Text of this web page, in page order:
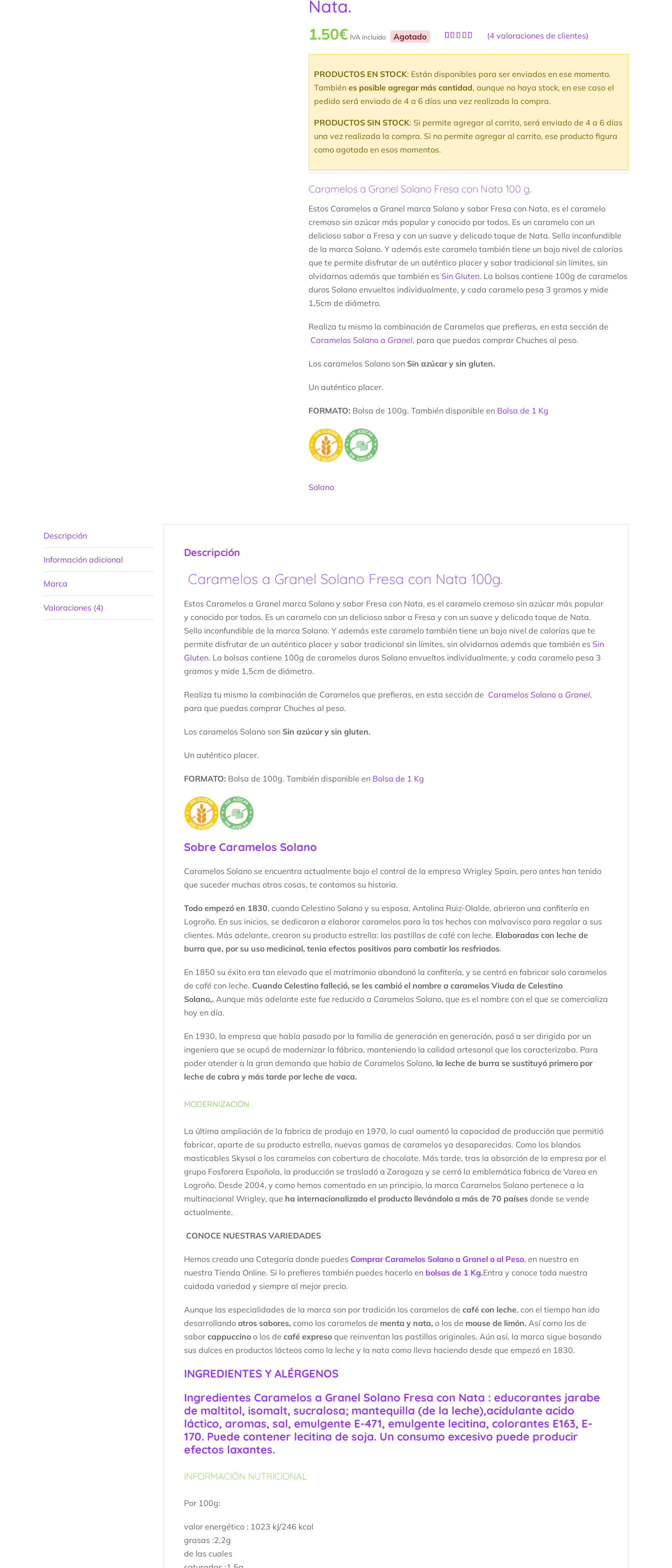
Nata.
1.50€ IVA incluido Agotado
con5.00de
valoraciones
de clientes
(4 valoraciones de clientes)
PRODUCTOS EN STOCK: Están disponibles para ser enviados en ese momento.
También es posible agregar más cantidad, aunque no haya stock, en ese caso el
pedido será enviado de 4 a 6 días una vez realizada la compra.
PRODUCTOS SIN STOCK: Si permite agregar al carrito, será enviado de 4 a 6 días
una vez realizada la compra. Si no permite agregar al carrito, ese producto figura
como agotado en esos momentos.
Caramelos a Granel Solano Fresa con Nata 100 g.
Estos Caramelos a Granel marca Solano y sabor Fresa con Nata, es el caramelo
cremoso sin azúcar más popular y conocido por todos. Es un caramelo con un
delicioso sabor a Fresa y con un suave y delicado toque de Nata. Sello inconfundible
de la marca Solano. Y además este caramelo también tiene un bajo nivel de calorías
que te permite disfrutar de un auténtico placer y sabor tradicional sin límites, sin
olvidarnos además que también es Sin Gluten. La bolsas contiene 100g de caramelos
duros Solano envueltos individualmente, y cada caramelo pesa 3 gramos y mide
1,5cm de diámetro.
Realiza tu mismo la combinación de Caramelos que prefieras, en esta sección de
Caramelos Solano a Granel, para que puedas comprar Chuches al peso.
Los caramelos Solano son Sin azúcar y sin gluten.
Un auténtico placer.
FORMATO: Bolsa de 100g. También disponible en Bolsa de 1 Kg
Solano
Descripción
Información adicional
Marca
Valoraciones (4)
Descripción
Caramelos a Granel Solano Fresa con Nata 100g.
Estos Caramelos a Granel marca Solano y sabor Fresa con Nata, es el caramelo cremoso sin azúcar más popular
y conocido por todos. Es un caramelo con un delicioso sabor a Fresa y con un suave y delicado toque de Nata.
Sello inconfundible de la marca Solano. Y además este caramelo también tiene un bajo nivel de calorías que te
permite disfrutar de un auténtico placer y sabor tradicional sin límites, sin olvidarnos además que también es Sin
Gluten. La bolsas contiene 100g de caramelos duros Solano envueltos individualmente, y cada caramelo pesa 3
gramos y mide 1,5cm de diámetro.
Realiza tu mismo la combinación de Caramelos que prefieras, en esta sección de Caramelos Solano a Granel,
para que puedas comprar Chuches al peso.
Los caramelos Solano son Sin azúcar y sin gluten.
Un auténtico placer.
FORMATO: Bolsa de 100g. También disponible en Bolsa de 1 Kg
Sobre Caramelos Solano
Caramelos Solano se encuentra actualmente bajo el control de la empresa Wrigley Spain, pero antes han tenido
que suceder muchas otras cosas, te contamos su historia.
Todo empezó en 1830, cuando Celestino Solano y su esposa, Antolina Ruiz-Olalde, abrieron una confitería en
Logroño. En sus inicios, se dedicaron a elaborar caramelos para la tos hechos con malvavisco para regalar a sus
clientes. Más adelante, crearon su producto estrella: las pastillas de café con leche. Elaboradas con leche de
burra que, por su uso medicinal, tenia efectos positivos para combatir los resfriados.
En 1850 su éxito era tan elevado que el matrimonio abandonó la confitería, y se centró en fabricar solo caramelos
de café con leche. Cuando Celestino falleció, se les cambió el nombre a caramelos Viuda de Celestino
Solano,. Aunque más adelante este fue reducido a Caramelos Solano, que es el nombre con el que se comercializa
hoy en día.
En 1930, la empresa que había pasado por la familia de generación en generación, pasó a ser dirigida por un
ingeniero que se ocupó de modernizar la fábrica, manteniendo la calidad artesanal que los caracterizaba. Para
poder atender a la gran demanda que había de Caramelos Solano, la leche de burra se sustituyó primero por
leche de cabra y más tarde por leche de vaca.
MODERNIZACIÓN
La última ampliación de la fabrica de produjo en 1970, lo cual aumentó la capacidad de producción que permitió
fabricar, aparte de su producto estrella, nuevas gamas de caramelos ya desaparecidas. Como los blandos
masticables Skysol o los caramelos con cobertura de chocolate. Más tarde, tras la absorción de la empresa por el
grupo Fosforera Española, la producción se trasladó a Zaragoza y se cerró la emblemática fabrica de Varea en
Logroño. Desde 2004, y como hemos comentado en un principio, la marca Caramelos Solano pertenece a la
multinacional Wrigley, que ha internacionalizado el producto llevándolo a más de 70 países donde se vende
actualmente.
CONOCE NUESTRAS VARIEDADES
Hemos creado una Categoría donde puedes Comprar Caramelos Solano a Granel o al Peso, en nuestra en
nuestra Tienda Online. Si lo prefieres también puedes hacerlo en bolsas de 1 Kg.Entra y conoce toda nuestra
cuidada variedad y siempre al mejor precio.
Aunque las especialidades de la marca son por tradición los caramelos de café con leche, con el tiempo han ido
desarrollando otros sabores, como los caramelos de menta y nata, o los de mouse de limón. Así como los de
sabor cappuccino o los de café expreso que reinventan las pastillas originales. Aún así, la marca sigue basando
sus dulces en productos lácteos como la leche y la nata como lleva haciendo desde que empezó en 1830.
INGREDIENTES Y ALÉRGENOS
Ingredientes Caramelos a Granel Solano Fresa con Nata : educorantes jarabe
de maltitol, isomalt, sucralosa; mantequilla (de la leche),acidulante acido
láctico, aromas, sal, emulgente E-471, emulgente lecitina, colorantes E163, E-
170. Puede contener lecitina de soja. Un consumo excesivo puede producir
efectos laxantes.
INFORMACIÓN NUTRICIONAL
Por 100g:
valor energético : 1023 kJ/246 kcal
grasas :2,2g
de las cuales